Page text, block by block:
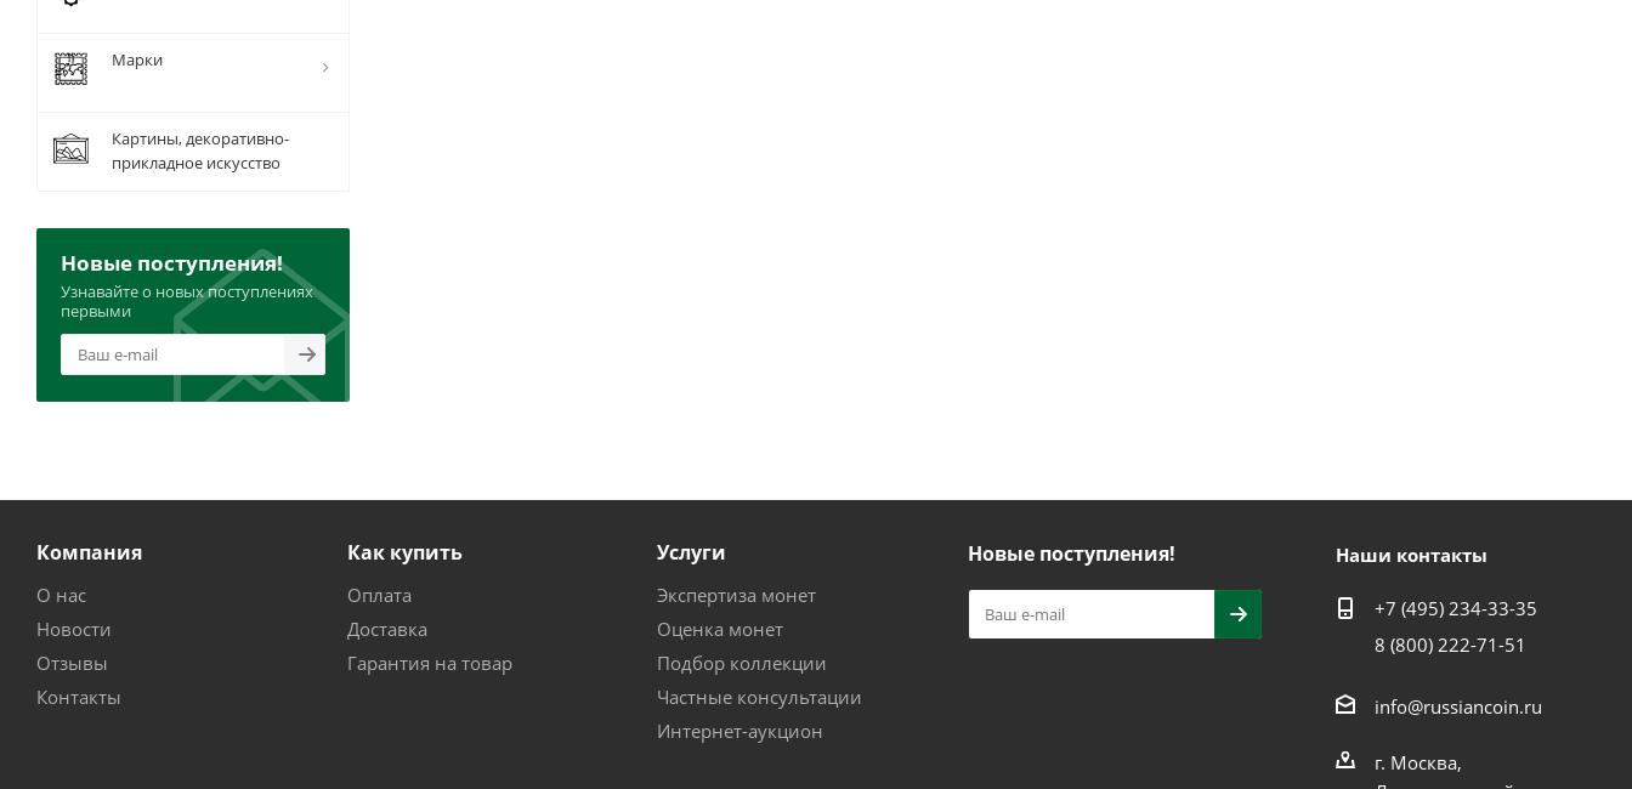
Марки
Картины, декоративно-
прикладное искусство
Новые поступления!
Узнавайте о новых поступлениях
первыми
Компания
О нас
Новости
Отзывы
Контакты
Как купить
Оплата
Доставка
Гарантия на товар
Услуги
Экспертиза монет
Оценка монет
Подбор коллекции
Частные консультации
Интернет-аукцион
Новые поступления! Наши контакты
+7 (495) 234-33-35
8 (800) 222-71-51
info@russiancoin.ru
г. Москва,